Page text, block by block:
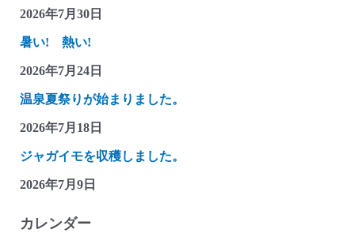
2026年7月30日
暑い! 熱い!
2026年7月24日
温泉夏祭りが始まりました。
2026年7月18日
ジャガイモを収穫しました。
2026年7月9日
カレンダー